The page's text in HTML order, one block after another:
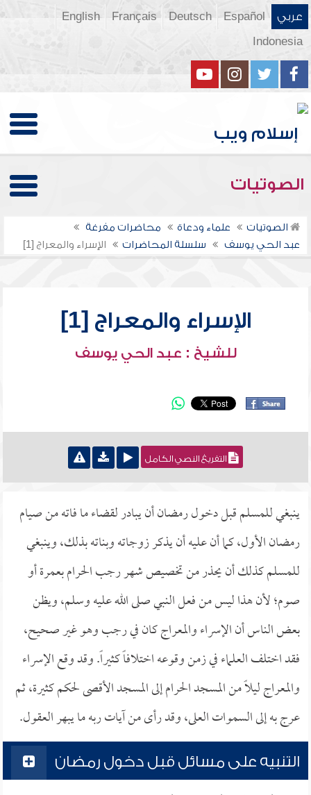
عربي Español
Deutsch
Français
English
Indonesia
الصوتيات
الصوتيات علماء ودعاة
محاضرات مفرغة
عبد الحي يوسف
سلسلة المحاضرات الإسراء والمعراج [1]
الإسراء والمعراج [1]
للشيخ : عبد الحي يوسف
التفريغ النصي الكامل
ينبغي للمسلم قبل دخول رمضان أن يبادر لقضاء ما فاته من صيام
رمضان الأول، كما أن عليه أن يذكر زوجاته وبناته بذلك، وينبغي
للمسلم كذلك أن يحذر من تخصيص شهر رجب الحرام بعمرة أو
صوم؛ لأن هذا ليس من فعل النبي صلى الله عليه وسلم، ويظن
بعض الناس أن الإسراء والمعراج كان في رجب وهو غير صحيح،
فقد اختلف العلماء في زمن وقوعه اختلافاً كثيراً. وقد وقع الإسراء
والمعراج ليلاً من المسجد الحرام إلى المسجد الأقصى لحكم كثيرة، ثم
عرج به إلى السموات العلى، وقد رأى من آيات ربه ما يبهر العقول.
التنبيه على مسائل قبل دخول رمضان